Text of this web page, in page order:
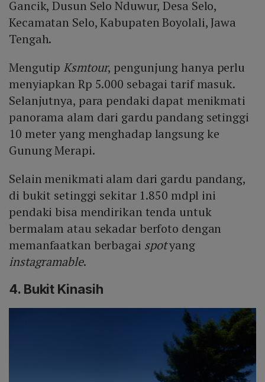
Gancik, Dusun Selo Nduwur, Desa Selo,
Kecamatan Selo, Kabupaten Boyolali, Jawa
Tengah.
Mengutip Ksmtour, pengunjung hanya perlu
menyiapkan Rp 5.000 sebagai tarif masuk.
Selanjutnya, para pendaki dapat menikmati
panorama alam dari gardu pandang setinggi
10 meter yang menghadap langsung ke
Gunung Merapi.
Selain menikmati alam dari gardu pandang,
di bukit setinggi sekitar 1.850 mdpl ini
pendaki bisa mendirikan tenda untuk
bermalam atau sekadar berfoto dengan
memanfaatkan berbagai spotyang
instagramable.
4. Bukit Kinasih